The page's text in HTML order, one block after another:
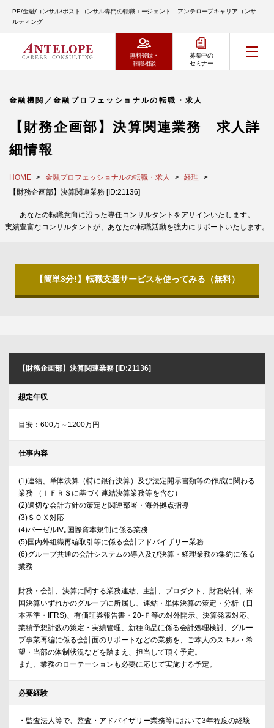
PE/金融/コンサル/ポストコンサル専門の転職エージェント アンテロープキャリアコンサ
ルティング
無料登録・
転職相談
募集中の
セミナー
金融機関／金融プロフェッショナルの転職・求人
【財務企画部】決算関連業務 求人詳
細情報
HOME 金融プロフェッショナルの転職・求人
経理
【財務企画部】決算関連業務 [ID:21136]
あなたの転職意向に沿った専任コンサルタントをアサインいたします。
実績豊富なコンサルタントが、あなたの転職活動を強力にサポートいたします。
【簡単3分!】転職支援サービスを使ってみる（無料）
【財務企画部】決算関連業務 [ID:21136]
想定年収
目安：600万～1200万円
仕事内容
(1)連結、単体決算（特に銀行決算）及び法定開示書類等の作成に関わる
業務 （ＩＦＲＳに基づく連結決算業務等を含む）
(2)適切な会計方針の策定と関連部署・海外拠点指導
(3)ＳＯＸ対応
(4)バーゼルIV｡国際資本規制に係る業務
(5)国内外組織再編取引等に係る会計アドバイザリー業務
(6)グループ共通の会計システムの導入及び決算・経理業務の集約に係る
業務
財務・会計、決算に関する業務連結、主計、プロダクト、財務統制、米
国決算いずれかのグループに所属し、連結・単体決算の策定・分析（日
本基準・IFRS)、有価証券報告書・20-Ｆ等の対外開示、決算発表対応、
業績予想計数の策定・実績管理、新種商品に係る会計処理検討、グルー
プ事業再編に係る会計面のサポートなどの業務を、ご本人のスキル・希
望・当部の体制状況などを踏まえ、担当して頂く予定。
また、業務のローテーションも必要に応じて実施する予定。
必要経験
・監査法人等で、監査・アドバイザリー業務等において3年程度の経験